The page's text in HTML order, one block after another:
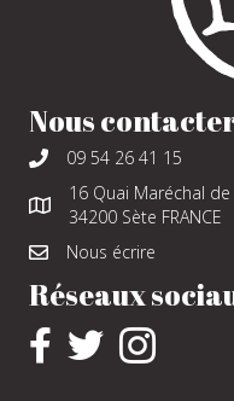
Nous
09 54 26 41 15
16 Quai Maréchal
34200 Sète FRANCE
Nous écrire
Réseaux